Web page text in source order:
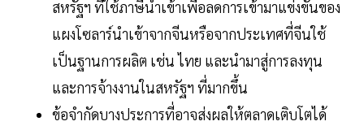
สหรัฐฯ ที่ใช้ภาษีนำเข้าเพื่อลดการเข้ามาแข่งขันของ
แผงโซลาร์นำเข้าจากจีนหรือจากประเทศที่จีนใช้
เป็นฐานการผลิต เช่น ไทย และนำมาสู่การลงทุน
และการจ้างงานในสหรัฐฯ ที่มากขึ้น
ข้อจำกัดบางประการที่อาจส่งผลให้ตลาดเติบโตได้